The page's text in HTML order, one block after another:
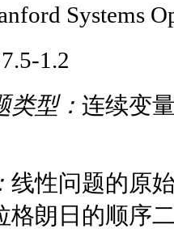
Systems
7.5-1.2
类型： 连续变
线性问题的原
格朗日的顺序